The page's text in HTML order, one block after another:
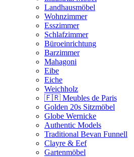
Landhausmöbel
Wohnzimmer
Esszimmer
Schlafzimmer
Büroeinrichtung
Barzimmer
Mahagoni
Eibe
Eiche
Weichholz
🇫🇷 Meubles de Paris
Golden 20s Sitzmöbel
Globe Wernicke
Authentic Models
Traditional Bevan Funnell
Clayre & Eef
Gartenmöbel